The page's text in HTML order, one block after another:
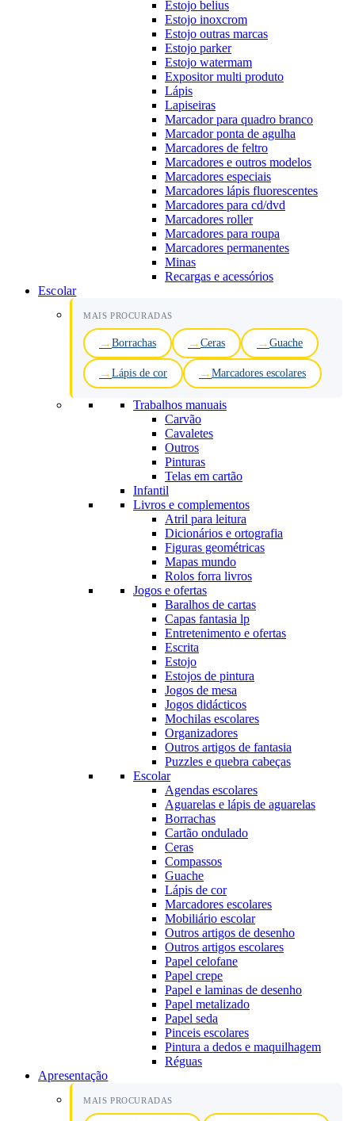
Estojo belius
Estojo inoxcrom
Estojo outras marcas
Estojo parker
Estojo watermam
Expositor multi produto
Lápis
Lapiseiras
Marcador para quadro branco
Marcador ponta de agulha
Marcadores de feltro
Marcadores e outros modelos
Marcadores especiais
Marcadores lápis fluorescentes
Marcadores para cd/dvd
Marcadores roller
Marcadores para roupa
Marcadores permanentes
Minas
Recargas e acessórios
Escolar
MAIS PROCURADAS
Borrachas Ceras Guache
Lápis de cor Marcadores escolares
Trabalhos manuais
Carvão
Cavaletes
Outros
Pinturas
Telas em cartão
Infantil
Livros e complementos
Atril para leitura
Dicionários e ortografia
Figuras geométricas
Mapas mundo
Rolos forra livros
Jogos e ofertas
Baralhos de cartas
Capas fantasia lp
Entretenimento e ofertas
Escrita
Estojo
Estojos de pintura
Jogos de mesa
Jogos didácticos
Mochilas escolares
Organizadores
Outros artigos de fantasia
Puzzles e quebra cabeças
Escolar
Agendas escolares
Aguarelas e lápis de aguarelas
Borrachas
Cartão ondulado
Ceras
Compassos
Guache
Lápis de cor
Marcadores escolares
Mobiliário escolar
Outros artigos de desenho
Outros artigos escolares
Papel celofane
Papel crepe
Papel e laminas de desenho
Papel metalizado
Papel seda
Pinceis escolares
Pintura a dedos e maquilhagem
Réguas
Apresentação
MAIS PROCURADAS